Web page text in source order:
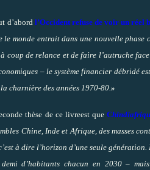
d’abord l’Occident refuse de voir un réel
le monde entrait dans une nouvelle
coup de relance et de faire l’autruche
– le système financier débridé
la charnière des années 1970-80. »
thèse de ce livreest queC
Chine, Inde et Afrique, des masses
à dire l’horizon d’une seule
d’habitants chacun en 2030 –